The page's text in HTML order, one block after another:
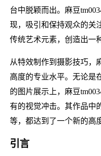
台中脱颖而出。麻豆
现，吸引和保持观众的关
传统艺术元素，创造出一
从特效制作到摄影技巧，
高度的专业水平。无论是
的图片展示上，麻豆
有的视觉冲击。其作品中
等，都达到了一个新的高
引言